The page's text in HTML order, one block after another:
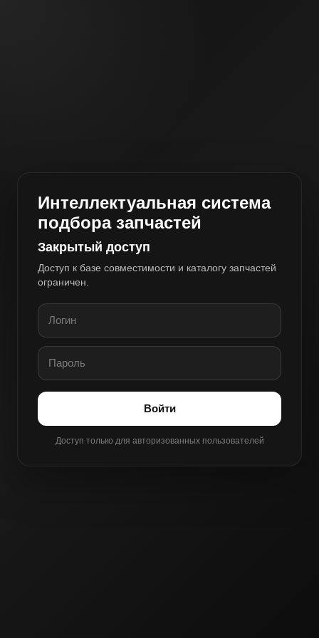
Интеллектуальная система
подбора запчастей
Закрытый доступ
Доступ к базе совместимости и каталогу запчастей
ограничен.
Войти
Доступ только для авторизованных пользователей